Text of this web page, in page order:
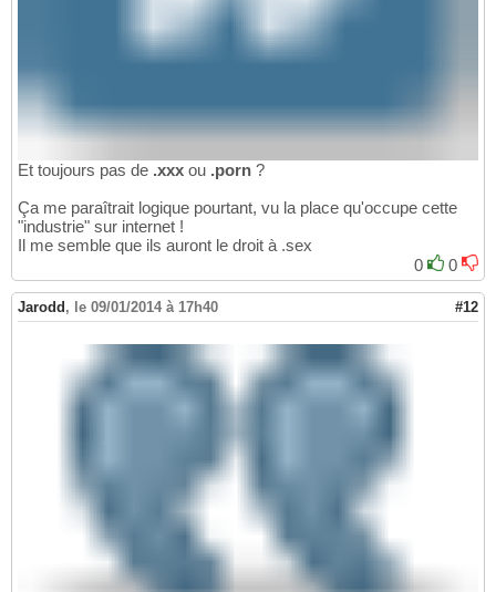
Et toujours pas de .xxx ou .porn ?
Ça me paraîtrait logique pourtant, vu la place qu'occupe cette
"industrie" sur internet !
Il me semble que ils auront le droit à .sex
0
0
Jarodd, le 09/01/2014 à 17h40 #12